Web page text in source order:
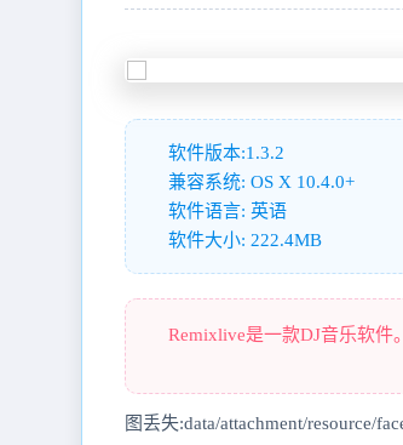
软件版本:1.3.2
兼容系统: OS X 10.4.0+
软件语言: 英语
软件大小: 222.4MB
Remixlive是一款DJ音乐软件
图丢失:data/attachment/resource/